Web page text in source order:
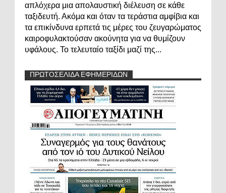
απλόχερα μια απολαυστική διέλευση σε κάθε
ταξιδευτή. Ακόμα και όταν τα τεράστια αμφίβια και
τα επικίνδυνα ερπετά τις μέρες του ζευγαρώματος
καιροφυλακτούσαν ακούνητα για να θυμίζουν
υφάλους. Το τελευταίο ταξίδι μαζί της...
ΠΡΩΤΟΣΕΛΙΔΑ ΕΦΗΜΕΡΙΔΩΝ